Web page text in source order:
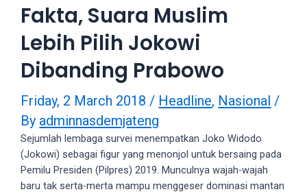
create
your
verified
account
upload
porn
videos
website
Fakta, Suara Muslim
Lebih Pilih Jokowi
Dibanding Prabowo
Friday, 2 March 2018/ Headline, Nasional /
By adminnasdemjateng
Sejumlah lembaga survei menempatkan Joko Widodo
(Jokowi) sebagai figur yang menonjol untuk bersaing pada
Pemilu Presiden (Pilpres) 2019. Munculnya wajah-wajah
baru tak serta-merta mampu menggeser dominasi mantan